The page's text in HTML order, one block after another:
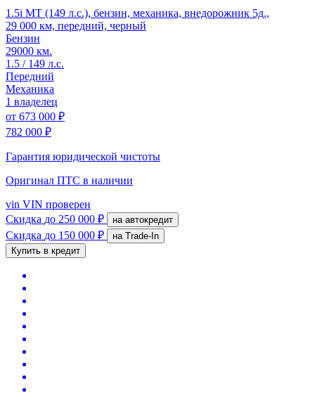
1.5i MT (149 л.с.), бензин, механика, внедорожник 5д.,
29 000 км, передний, черный
Бензин
29000 км.
1.5 / 149 л.с.
Передний
Механика
1 владелец
от 673 000 ₽
782 000 ₽
Гарантия юридической чистоты
Оригинал ПТС в наличии
vin VIN проверен
Скидка до 250 000 ₽ на автокредит
Скидка до 150 000 ₽
на Trade-In
Купить в кредит